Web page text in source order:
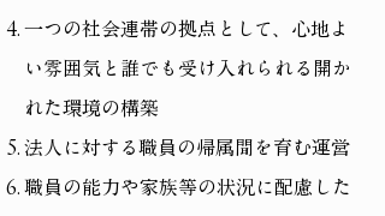
一つの社会連帯の拠点として、心地よ
い雰囲気と誰でも受け入れられる開か
れた環境の構築
法人に対する職員の帰属間を育む運営
職員の能力や家族等の状況に配慮した